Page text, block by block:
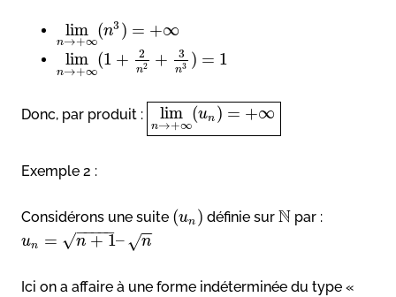
lim
n→+∞
(n3) = +∞
lim
n→+∞
(1 + 2
n2 + 3
n3 ) = 1
Donc, par produit : lim
n→+∞
(un ) = +∞
Exemple 2 :
Considérons une suite (un ) définie surN par :
un = n + 1
− −
−−−
√ – n
−
−
√
Ici on a affaire à une forme indéterminée du type «